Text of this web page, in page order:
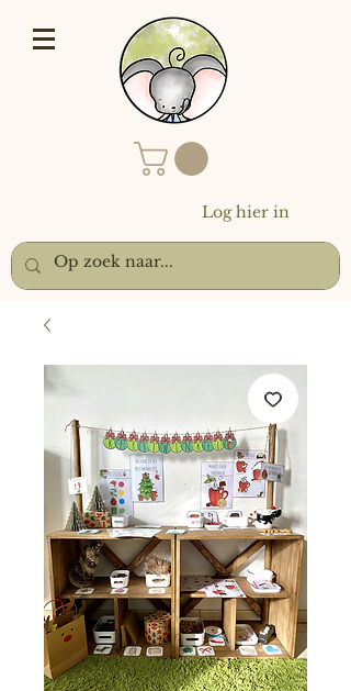
Log hier in